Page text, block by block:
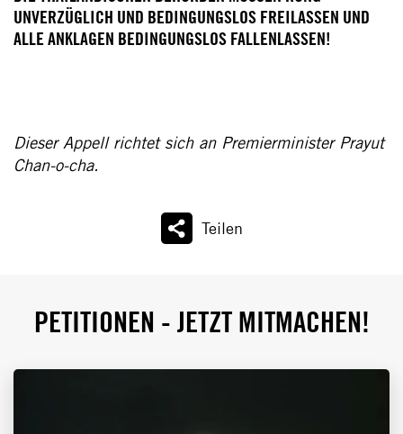
UNVERZÜGLICH UND BEDINGUNGSLOS FREILASSEN UND
ALLE ANKLAGEN BEDINGUNGSLOS FALLENLASSEN!
Dieser Appell richtet sich an Premierminister Prayut
Chan-o-cha.
Teilen
PETITIONEN - JETZT MITMACHEN!